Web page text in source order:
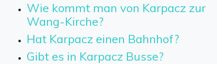
Wie kommt man von Karpacz zur
Wang-Kirche?
Hat Karpacz einen Bahnhof?
Gibt es in Karpacz Busse?